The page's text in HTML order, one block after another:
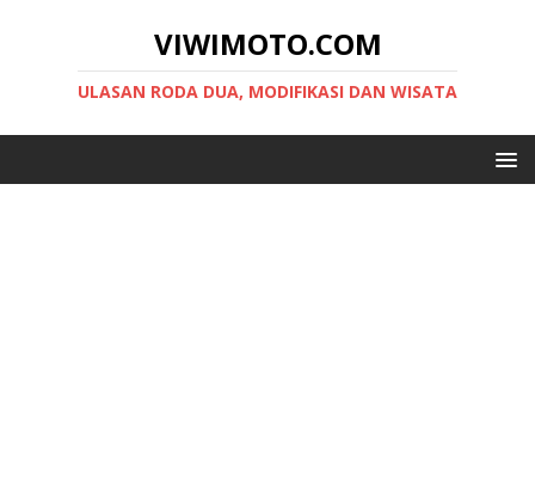
VIWIMOTO.COM
ULASAN RODA DUA, MODIFIKASI DAN WISATA